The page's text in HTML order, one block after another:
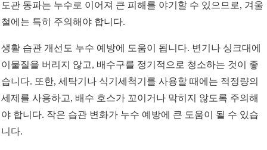
도관 동파는 누수로 이어져 큰 피해를 야기할 수 있으므로, 겨울
철에는 특히 주의해야 합니다.
생활 습관 개선도 누수 예방에 도움이 됩니다. 변기나 싱크대에
이물질을 버리지 않고, 배수구를 정기적으로 청소하는 것이 좋
습니다. 또한, 세탁기나 식기세척기를 사용할 때에는 적정량의
세제를 사용하고, 배수 호스가 꼬이거나 막히지 않도록 주의해
야 합니다. 작은 습관 변화가 누수 예방에 큰 도움이 될 수 있습
니다.